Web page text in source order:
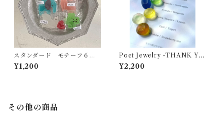
スタンダード モチーフ６種s
et 箱なし
¥1,200
Poet Jewelry -THANK YO
U-
¥2,200
その他の商品